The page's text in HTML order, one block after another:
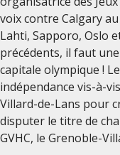
voix contre Calgary
Lahti, Sapporo, Oslo
précédents, il faut
capitale olympique !
indépendance vis-à-
Villard-de-Lans pour
disputer le titre de
GVHC, le Grenoble-